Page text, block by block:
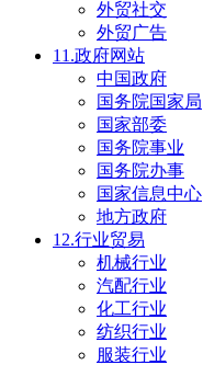
外贸社交
外贸广告
11.政府网站
中国政府
国务院国家局
国家部委
国务院事业
国务院办事
国家信息中心
地方政府
12.行业贸易
机械行业
汽配行业
化工行业
纺织行业
服装行业